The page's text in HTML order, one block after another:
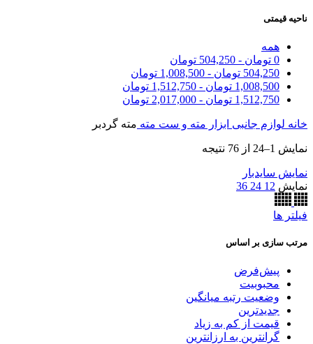
ناحیه قیمتی
همه
0 تومان -
504,250 تومان
504,250 تومان -
1,008,500 تومان
1,008,500 تومان -
1,512,750 تومان
1,512,750 تومان -
2,017,000 تومان
خانه لوازم جانبی ابزار مته و ست مته مته گردبر
نمایش 1–24 از 76 نتیجه
نمایش سایدبار
نمایش 12
24
36
فیلتر ها
مرتب سازی بر اساس
پیش‌فرض
محبوبیت
وضعیت رتبه میانگین
جدیدترین
قیمت از کم به زیاد
گرانترین به ارزانترین